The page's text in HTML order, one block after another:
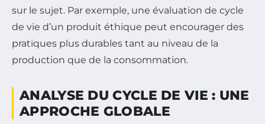
sur le sujet. Par exemple, une évaluation de cycle
de vie d’un produit éthique peut encourager des
pratiques plus durables tant au niveau de la
production que de la consommation.
ANALYSE DU CYCLE DE VIE : UNE
APPROCHE GLOBALE